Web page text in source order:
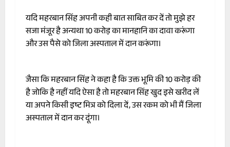
यदि महरबान सिंह अपनी कही बात साबित कर दें तो मुझे हर
सजा मंजूर है अन्यथा 10 करोड़ का मानहानि का दावा करूंगा
और उस पैसे को जिला अस्पताल में दान करूंगा।
जैसा कि महरबान सिंह ने कहा है कि उक्त भूमि की 10 करोड़ की
है जोकि है नहीं यदि ऐसा है तो महरबान सिंह खुद इसे खरीद लें
या अपने किसी इष्ट मित्र को दिला दें, उस रकम को भी मैं जिला
अस्पताल में दान कर दूंगा।